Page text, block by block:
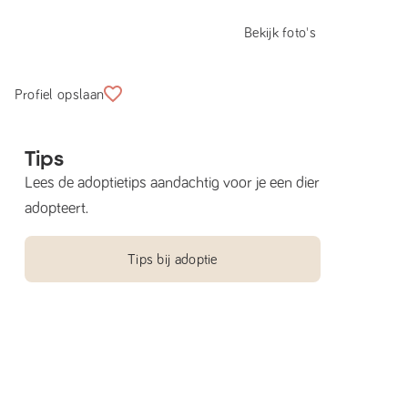
Bekijk foto's
Profiel opslaan
Tips
Lees de adoptietips aandachtig voor je een dier
adopteert.
Tips bij adoptie